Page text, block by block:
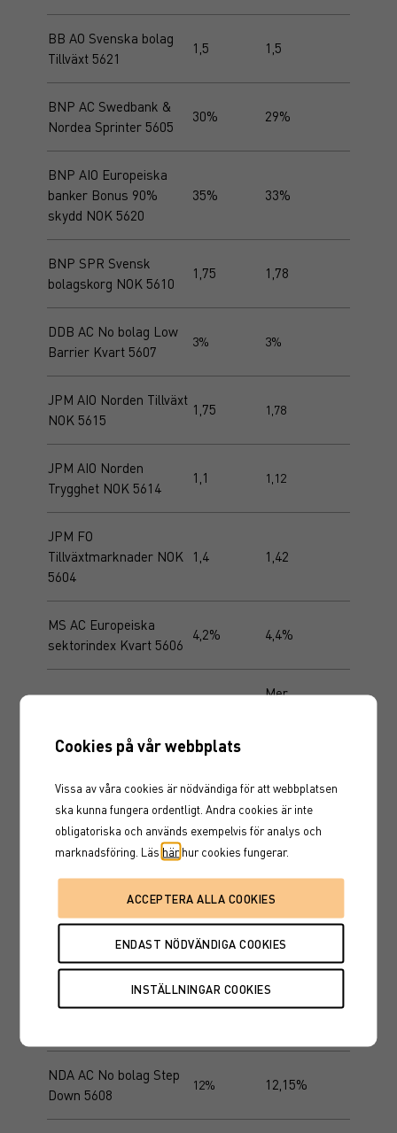
BB AO Svenska bolag
Tillväxt 5621
1,5 1,5
BNP AC Swedbank &
Nordea Sprinter 5605
30% 29%
BNP AIO Europeiska
banker Bonus 90%
skydd NOK 5620
35% 33%
BNP SPR Svensk
bolagskorg NOK 5610
1,75 1,78
DDB AC No bolag Low
Barrier Kvart 5607
3% 3%
JPM AIO Norden Tillväxt
NOK 5615
1,75 1,78
JPM AIO Norden
Trygghet NOK 5614
1,1 1,12
JPM FO
Tillväxtmarknader NOK
5604
1,4 1,42
MS AC Europeiska
sektorindex Kvart 5606
4,2% 4,4%
Mer
MS AIO Globala AI-
ledare NOK 5627
1,15
Mer
information
kommer
Tillväxt NOK 5616
1,3 1,35
NAT AC Utvecklade
marknader Kvart 5609
3% 2,95%
NAT AO Europeiska
NDA AC No bolag Step
Down 5608
12% 12,15%
Cookies på vår webbplats
Vissa av våra cookies är nödvändiga för att webbplatsen
ska kunna fungera ordentligt. Andra cookies är inte
obligatoriska och används exempelvis för analys och
marknadsföring. Läs här hur cookies fungerar.